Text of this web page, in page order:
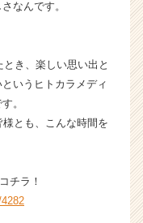
なんです。
き、楽しい思い出と
いうヒトカラメディ
。
とも、こんな時間を
チラ！